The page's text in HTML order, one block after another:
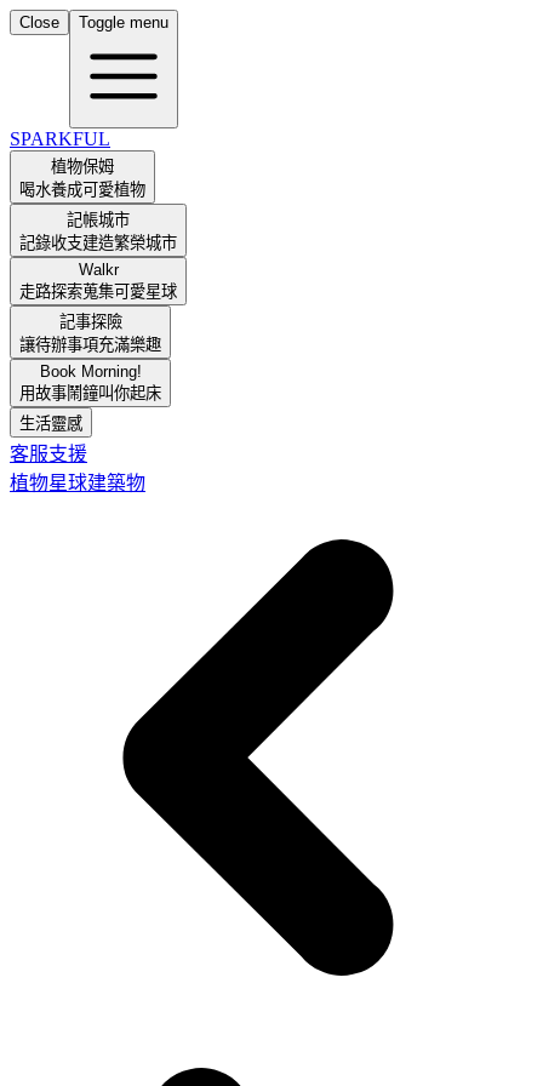
Close Toggle menu
SPARKFUL
植物保姆
喝水養成可愛植物
記帳城市
記錄收支建造繁榮城市
Walkr
走路探索蒐集可愛星球
記事探險
讓待辦事項充滿樂趣
Book Morning!
用故事鬧鐘叫你起床
生活靈感
客服支援
植物星球建築物